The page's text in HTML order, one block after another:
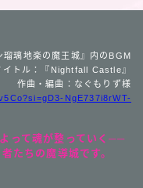
瑠璃地楽の魔王城』内のBGM
イトル：『Nightfall Castle』
作曲・編曲：なぐもりず様
NgE737i8rWT-
って魂が整っていく──
たちの魔導城です。